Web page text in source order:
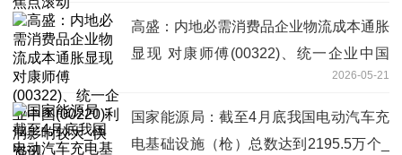
高盛：内地必需消费品企业物流成本通胀
显现 对康师傅(00322)、统一企业中国
2026-05-21
国家能源局：截至4月底我国电动汽车充
电基础设施（枪）总数达到2195.5万个_